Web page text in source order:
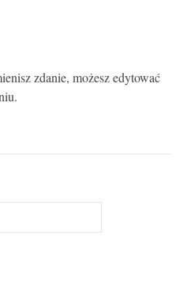
zdanie, możesz edytować